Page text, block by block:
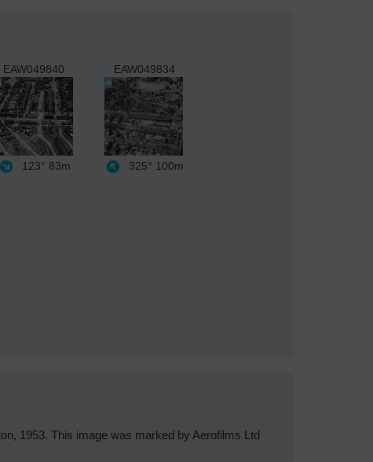
EAW049840
123° 83m
EAW049834
325° 100m
1953. This image was marked by Aerofilms Ltd